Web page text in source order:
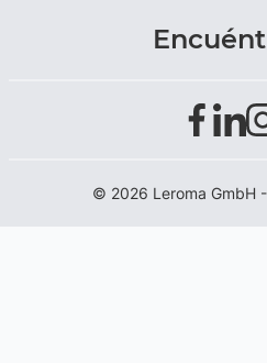
© 2026 Leroma GmbH